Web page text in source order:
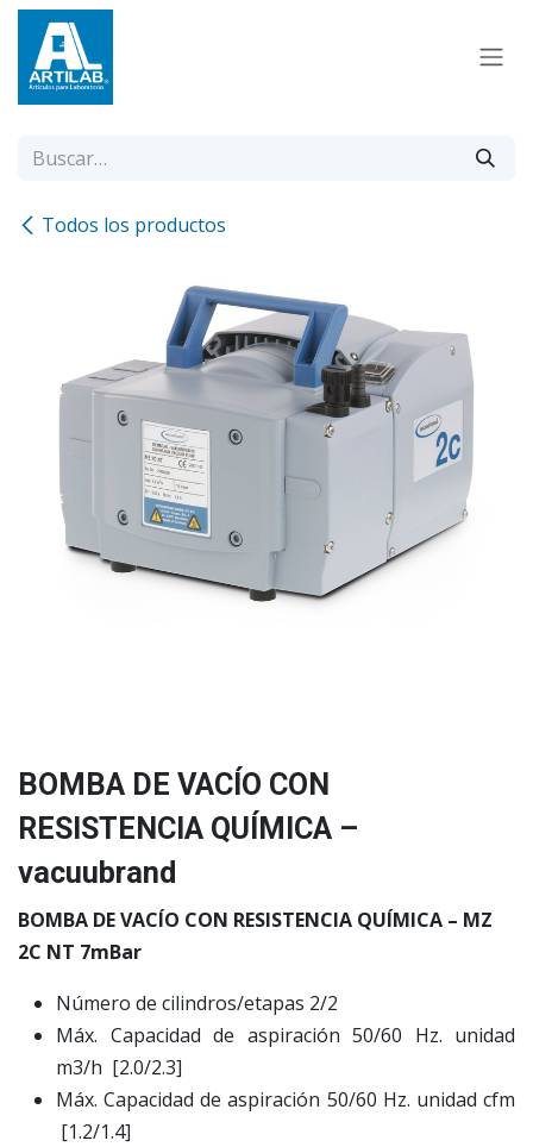
Ir al contenido
Todos los productos
BOMBA DE VACÍO CON
RESISTENCIA QUÍMICA –
vacuubrand
BOMBA DE VACÍO CON RESISTENCIA QUÍMICA – MZ
2C NT 7mBar
Número de cilindros/etapas 2/2
Máx. Capacidad de aspiración 50/60 Hz. unidad
m3/h [2.0/2.3]
Máx. Capacidad de aspiración 50/60 Hz. unidad cfm
[1.2/1.4]